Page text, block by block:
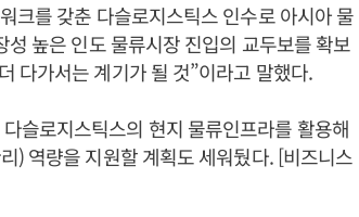
크를 갖춘 다슬로지스틱스 인수로 아시아 물
높은 인도 물류시장 진입의 교두보를 확보
다가서는 계기가 될 것”이라고 말했다.
슬로지스틱스의 현지 물류인프라를 활용해
역량을 지원할 계획도 세워뒀다. [비즈니스